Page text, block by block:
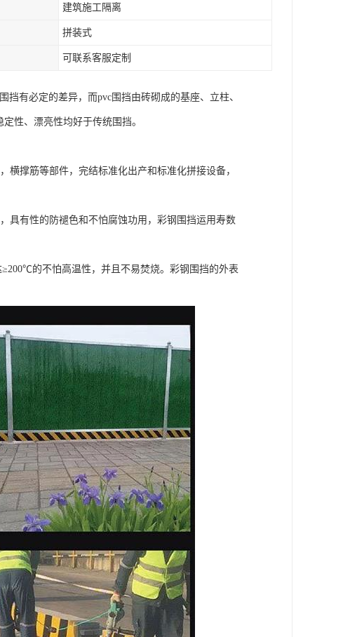
建筑施工隔离
拼装式
可联系客服定制
有必定的差异，而pvc围挡由砖砌成的基座、立柱、
性、漂亮性均好于传统围挡。
横撑筋等部件，完结标准化出产和标准化拼接设备，
具有性的防褪色和不怕腐蚀功用，彩钢围挡运用寿数
的不怕高温性，并且不易焚烧。彩钢围挡的外表